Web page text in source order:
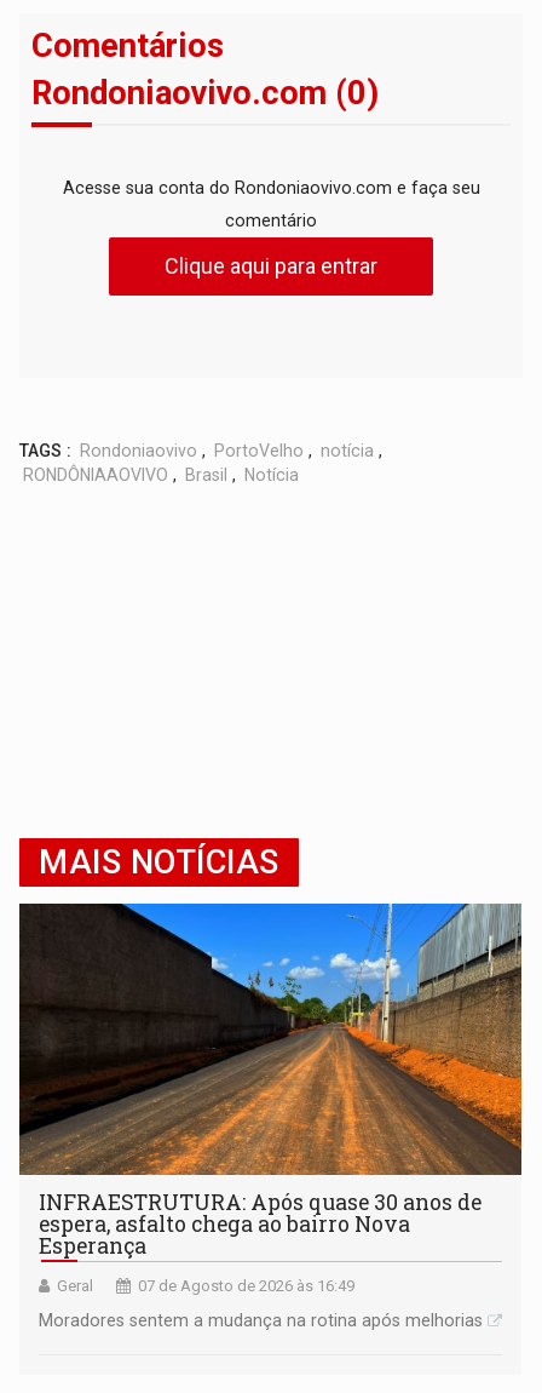
Comentários
Rondoniaovivo.com (0)
Acesse sua conta do Rondoniaovivo.com e faça seu
comentário
Clique aqui para entrar
TAGS : Rondoniaovivo , PortoVelho , notícia ,
RONDÔNIAAOVIVO , Brasil , Notícia
MAIS NOTÍCIAS
INFRAESTRUTURA: Após quase 30 anos de
espera, asfalto chega ao bairro Nova
Esperança
Geral 07 de Agosto de 2026 às 16:49
Moradores sentem a mudança na rotina após melhorias